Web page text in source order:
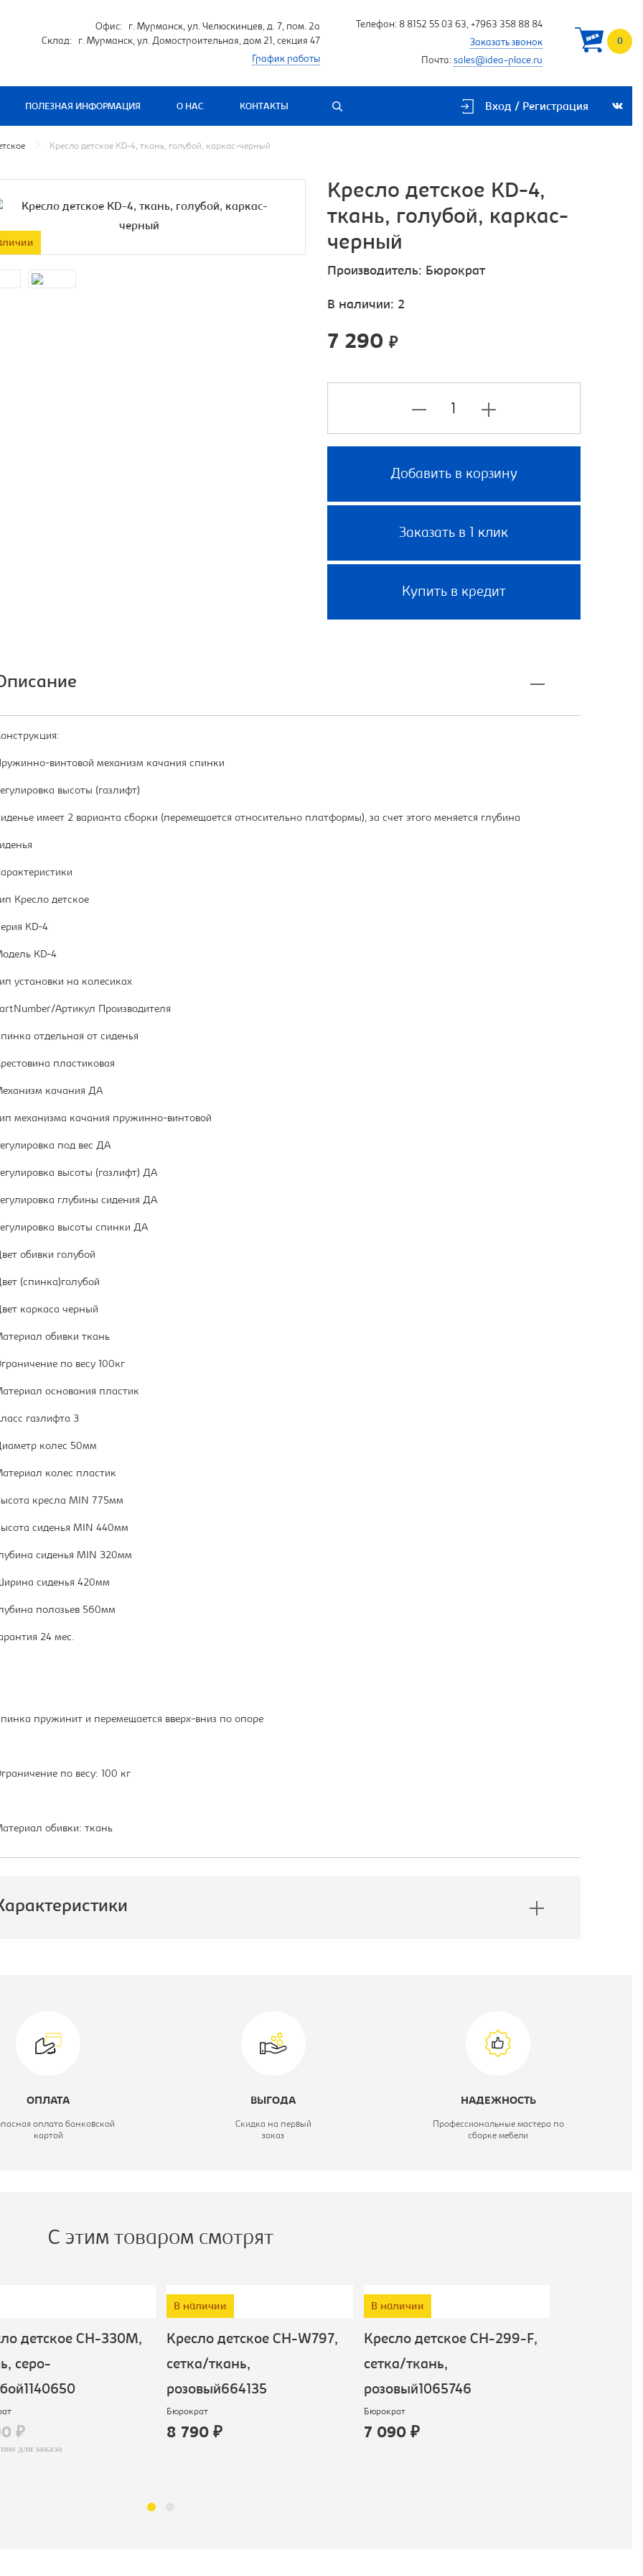
Офис: г. Мурманск, ул. Челюскинцев, д. 7, пом. 2а
Склад: г. Мурманск, ул. Домостроительная, дом 21, секция 47
График работы
Телефон: 8 8152 55 03 63, +7963 358 88 84
Заказать звонок
Почта: sales@idea-place.ru
0
ПОЛЕЗНАЯ ИНФОРМАЦИЯ О НАС КОНТАКТЫ Вход / Регистрация
Кресло детское KD-4, ткань, голубой, каркас-черный
Кресло детское KD-4,
ткань, голубой, каркас-
черный
Производитель: Бюрократ
В наличии: 2
7 290 ₽
Добавить в корзину
Заказать в 1 клик
Купить в кредит
винтовой механизм качания спинки
высоты (газлифт)
имеет 2 варианта сборки (перемещается относительно платформы), за счет этого меняется глубина
Кресло детское
KD-4
KD-4
установки на колесиках
Артикул Производителя
отдельная от сиденья
пластиковая
качания ДА
механизма качания пружинно-винтовой
под вес ДА
высоты (газлифт) ДА
глубины сидения ДА
высоты спинки ДА
обивки голубой
(спинка)голубой
каркаса черный
обивки ткань
по весу 100кг
основания пластик
газлифта 3
колес 50мм
колес пластик
кресла MIN 775мм
сиденья MIN 440мм
сиденья MIN 320мм
сиденья 420мм
полозьев 560мм
24 мес.
пружинит и перемещается вверх-вниз по опоре
по весу: 100 кг
обивки: ткань
Цвет материала: голубой, каркас-
ОПЛАТА
оплата банковской
картой
ВЫГОДА
Скидка на первый
заказ
НАДЕЖНОСТЬ
Профессиональные мастера по
сборке мебели
С этим товаром смотрят
детское CH-330M,
серо-
₽
для заказа
В наличии
Кресло детское CH-W797,
сетка/ткань,
розовый664135
Бюрократ
8 790 ₽
В наличии
Кресло детское CH-299-F,
сетка/ткань,
розовый1065746
Бюрократ
7 090 ₽